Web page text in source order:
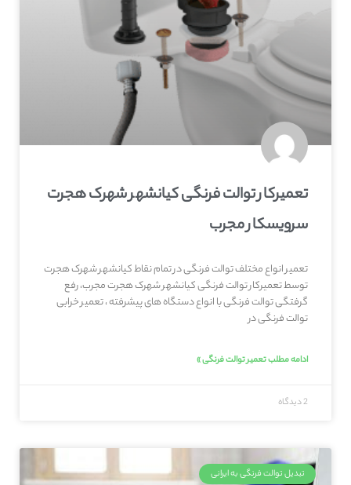
تعمیرکار توالت فرنگی کیانشهر شهرک هجرت
سرویسکار مجرب
تعمیر انواع مختلف توالت فرنگی در تمام نقاط کیانشهر شهرک هجرت
توسط تعمیرکار توالت فرنگی کیانشهر شهرک هجرت مجرب، رفع
گرفتگی توالت فرنگی با انواع دستگاه های پیشرفته ، تعمیر خرابی
توالت فرنگی در
ادامه مطلب تعمیر توالت فرنگی »
2 دیدگاه
تبدیل توالت فرنگی به ایرانی